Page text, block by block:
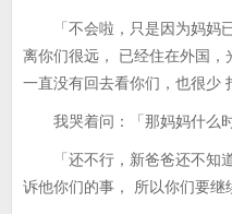
「不会啦，只是因为妈妈已
离你们很远， 已经住在外国
一直没有回去看你们，也很少
我哭着问：「那妈妈什么时
「还不行，新爸爸还不知道
诉他你们的事， 所以你们要继